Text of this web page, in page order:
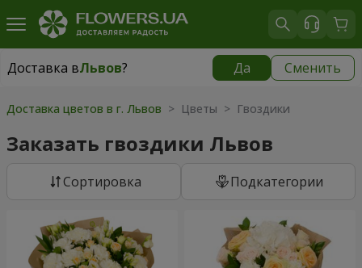
Доставка вЛьвов? Да Сменить
Доставка вЛьвов|
Доставка цветов в г. Львов > Цветы > Гвоздики
Заказать гвоздики Львов
Cортировка Подкатегории